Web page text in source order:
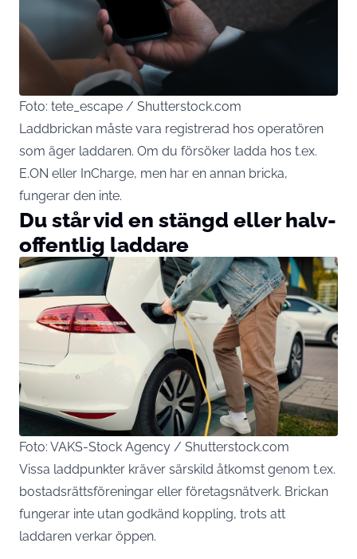
Foto: tete_escape / Shutterstock.com
Laddbrickan måste vara registrerad hos operatören
som äger laddaren. Om du försöker ladda hos t.ex.
E.ON eller InCharge, men har en annan bricka,
fungerar den inte.
Du står vid en stängd eller halv-
offentlig laddare
Foto: VAKS-Stock Agency / Shutterstock.com
Vissa laddpunkter kräver särskild åtkomst genom t.ex.
bostadsrättsföreningar eller företagsnätverk. Brickan
fungerar inte utan godkänd koppling, trots att
laddaren verkar öppen.